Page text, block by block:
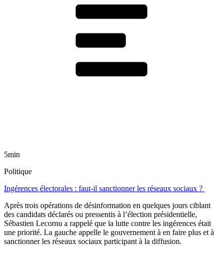
5min
Politique
Ingérences électorales : faut-il sanctionner les réseaux sociaux ?
Après trois opérations de désinformation en quelques jours ciblant
des candidats déclarés ou pressentis à l’élection présidentielle,
Sébastien Lecornu a rappelé que la lutte contre les ingérences était
une priorité. La gauche appelle le gouvernement à en faire plus et à
sanctionner les réseaux sociaux participant à la diffusion.